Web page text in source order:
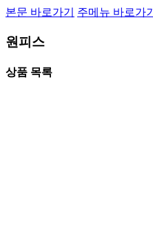
본문 바로가기 주메뉴 바로가기
원피스
상품 목록